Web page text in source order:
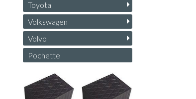
Toyota
Volkswagen
Volvo
Pochette